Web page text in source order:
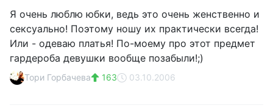
Я очень люблю юбки, ведь это очень женственно и
сексуально! Поэтому ношу их практически всегда!
Или - одеваю платья! По-моему про этот предмет
гардероба девушки вообще позабыли!;)
Тори Горбачева 163 03.10.2006